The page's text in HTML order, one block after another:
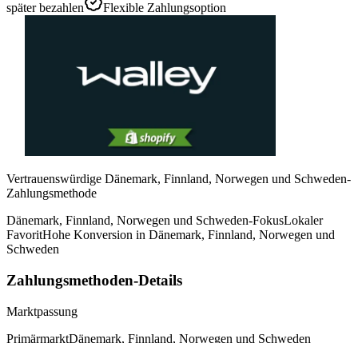
später bezahlen
Flexible Zahlungsoption
Vertrauenswürdige Dänemark, Finnland, Norwegen und Schweden-
Zahlungsmethode
Dänemark, Finnland, Norwegen und Schweden-FokusLokaler
FavoritHohe Konversion in Dänemark, Finnland, Norwegen und
Schweden
Zahlungsmethoden-Details
Marktpassung
PrimärmarktDänemark, Finnland, Norwegen und Schweden